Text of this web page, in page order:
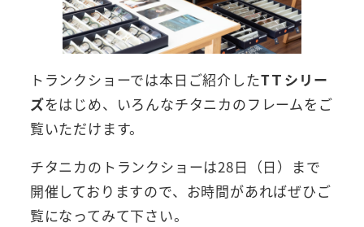
トランクショーでは本日ご紹介したTＴシリー
ズをはじめ、いろんなチタニカのフレームをご
覧いただけます。
チタニカのトランクショーは28日（日）まで
開催しておりますので、お時間があればぜひご
覧になってみて下さい。